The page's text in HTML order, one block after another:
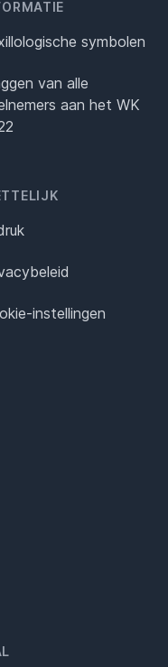
symbolen
van alle
aan het WK
instellingen